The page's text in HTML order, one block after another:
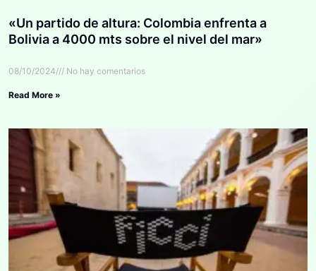
«Un partido de altura: Colombia enfrenta a
Bolivia a 4000 mts sobre el nivel del mar»
08/10/2024 No hay comentarios
Read More »